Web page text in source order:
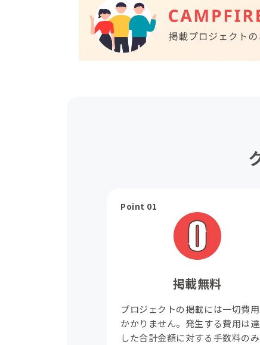
Point 01
掲載無料
プロジェクトの掲載には一切費
かかりません。発生する費用は
した合計金額に対する手数料のみ